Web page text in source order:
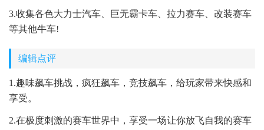
3.收集各色大力士汽车、巨无霸卡车、拉力赛车、改装赛车
等其他牛车!
编辑点评
1.趣味飙车挑战，疯狂飙车，竞技飙车，给玩家带来快感和
享受。
2.在极度刺激的赛车世界中，享受一场让你放飞自我的赛车